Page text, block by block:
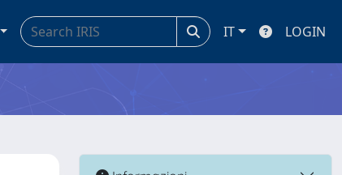
IT LOGIN